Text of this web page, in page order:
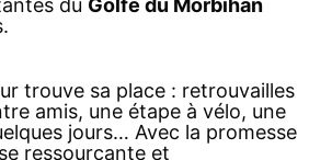
du Golfe du Morbihan
trouve sa place : retrouvailles
amis, une étape à vélo, une
jours… Avec la promesse
ressourçante et